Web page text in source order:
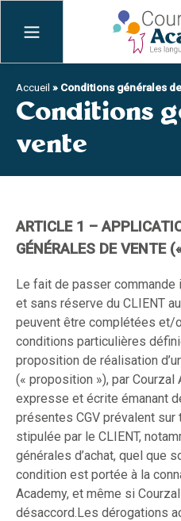
Accueil » Conditions générales
Conditions
vente
ARTICLE 1 –
GÉNÉRALES DE VENTE
Le fait de passer commande
et sans réserve du CLIENT
peuvent être complétées et/
conditions particulières
proposition de réalisation
(« proposition »), par Courzal
expresse et écrite émanant
présentes CGV prévalent sur
stipulée par le CLIENT,
générales d’achat, quel que
condition est portée à la
Academy, et même si
désaccord.Les dérogations